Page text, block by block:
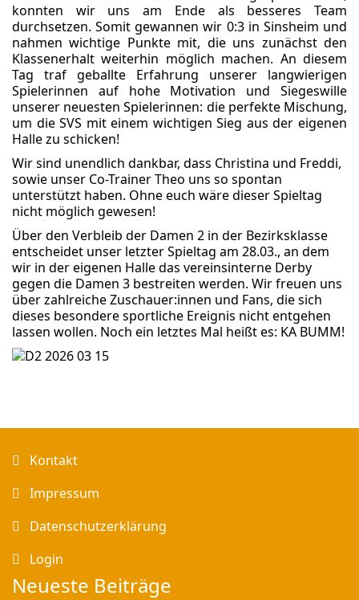
konnten wir uns am Ende als besseres Team
durchsetzen. Somit gewannen wir 0:3 in Sinsheim und
nahmen wichtige Punkte mit, die uns zunächst den
Klassenerhalt weiterhin möglich machen. An diesem
Tag traf geballte Erfahrung unserer langwierigen
Spielerinnen auf hohe Motivation und Siegeswille
unserer neuesten Spielerinnen: die perfekte Mischung,
um die SVS mit einem wichtigen Sieg aus der eigenen
Halle zu schicken!
Wir sind unendlich dankbar, dass Christina und Freddi,
sowie unser Co-Trainer Theo uns so spontan
unterstützt haben. Ohne euch wäre dieser Spieltag
nicht möglich gewesen!
Über den Verbleib der Damen 2 in der Bezirksklasse
entscheidet unser letzter Spieltag am 28.03., an dem
wir in der eigenen Halle das vereinsinterne Derby
gegen die Damen 3 bestreiten werden. Wir freuen uns
über zahlreiche Zuschauer:innen und Fans, die sich
dieses besondere sportliche Ereignis nicht entgehen
lassen wollen. Noch ein letztes Mal heißt es: KA BUMM!
Kontakt
Impressum
Datenschutzerklärung
Login
Neueste Beiträge